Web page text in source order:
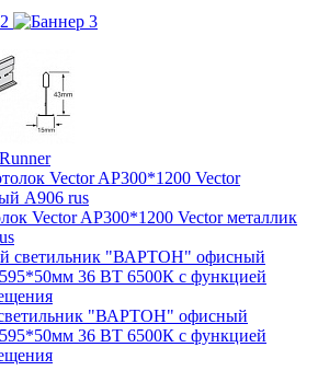
Vector AP300*1200 Vector металлик
"ВАРТОН" офисный
36 ВТ 6500К с функцией